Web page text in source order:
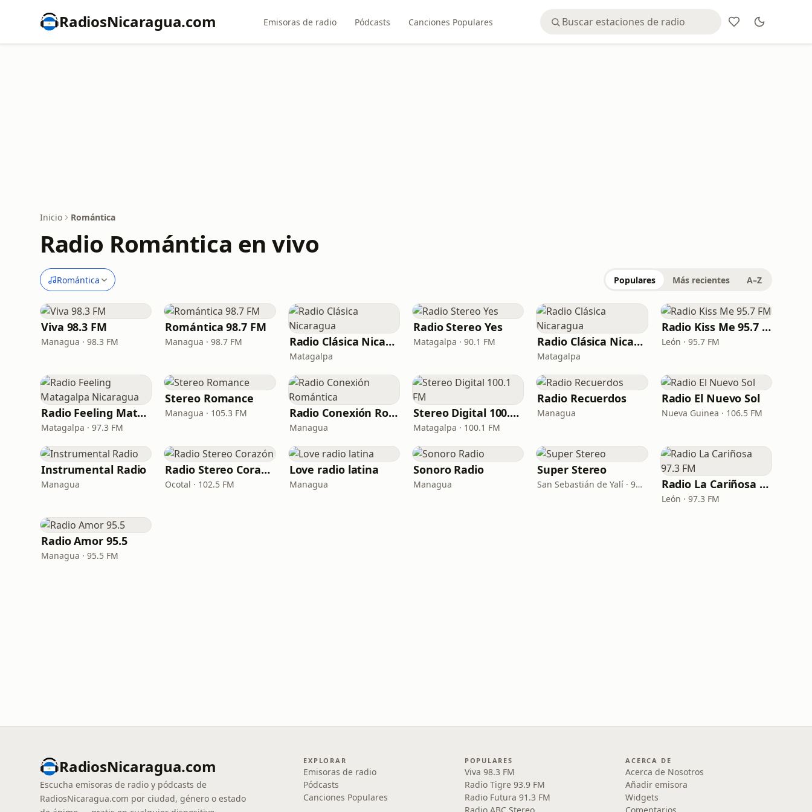
RadiosNicaragua.com Emisoras de radio Pódcasts Canciones Populares
Inicio Romántica
Radio Romántica en vivo
Romántica Populares Más recientes A–Z
Viva 98.3 FM
Managua · 98.3 FM
Romántica 98.7 FM
Managua · 98.7 FM Radio Clásica Nicaragua
Matagalpa
Radio Stereo Yes
Matagalpa · 90.1 FM Radio Clásica Nicaragua
Matagalpa
Radio Kiss Me 95.7 FM
León · 95.7 FM
Radio Feeling Matagalpa Nicaragua
Matagalpa · 97.3 FM
Stereo Romance
Managua · 105.3 FM Radio Conexión Romántica
Managua
Stereo Digital 100.1 FM
Matagalpa · 100.1 FM
Radio Recuerdos
Managua
Radio El Nuevo Sol
Nueva Guinea · 106.5 FM
Instrumental Radio
Managua
Radio Stereo Corazón
Ocotal · 102.5 FM
Love radio latina
Managua
Sonoro Radio
Managua
Super Stereo
San Sebastián de Yalí · 94.7 FM Radio La Cariñosa 97.3 FM
León · 97.3 FM
Radio Amor 95.5
Managua · 95.5 FM
RadiosNicaragua.com
Escucha emisoras de radio y pódcasts de
RadiosNicaragua.com por ciudad, género o estado
EXPLORAR
Emisoras de radio
Pódcasts
Canciones Populares
POPULARES
Viva 98.3 FM
Radio Tigre 93.9 FM
Radio Futura 91.3 FM
ACERCA DE
Acerca de Nosotros
Añadir emisora
Widgets